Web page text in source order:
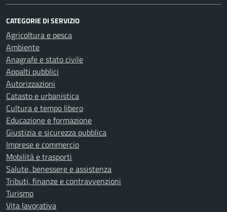
CATEGORIE DI SERVIZIO
Agricoltura e pesca
Ambiente
Anagrafe e stato civile
Appalti pubblici
Autorizzazioni
Catasto e urbanistica
Cultura e tempo libero
Educazione e formazione
Giustizia e sicurezza pubblica
Imprese e commercio
Mobilità e trasporti
Salute, benessere e assistenza
Tributi, finanze e contravvenzioni
Turismo
Vita lavorativa